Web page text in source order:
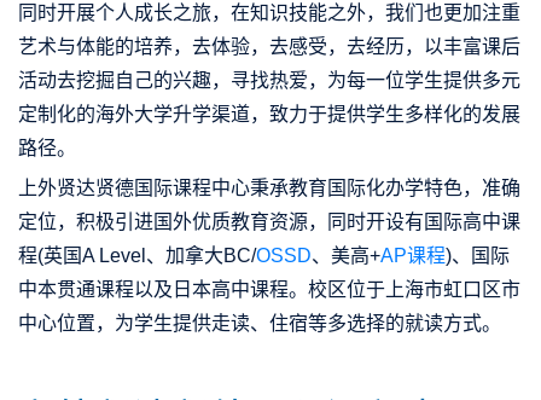
同时开展个人成长之旅，在知识技能之外，我们也更加注重
艺术与体能的培养，去体验，去感受，去经历，以丰富课后
活动去挖掘自己的兴趣，寻找热爱，为每一位学生提供多元
定制化的海外大学升学渠道，致力于提供学生多样化的发展
路径。
上外贤达贤德国际课程中心秉承教育国际化办学特色，准确
定位，积极引进国外优质教育资源，同时开设有国际高中课
程(英国A Level、加拿大BC/OSSD、美高+AP课程)、国际
中本贯通课程以及日本高中课程。校区位于上海市虹口区市
中心位置，为学生提供走读、住宿等多选择的就读方式。